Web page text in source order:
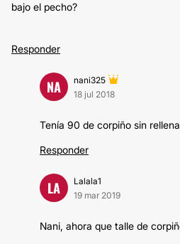
bajo el pecho?
Responder
NA
nani325
18 jul 2018
Tenía 90 de corpiño sin
Responder
LA
Lalala1
19 mar 2019
Nani, ahora que talle de